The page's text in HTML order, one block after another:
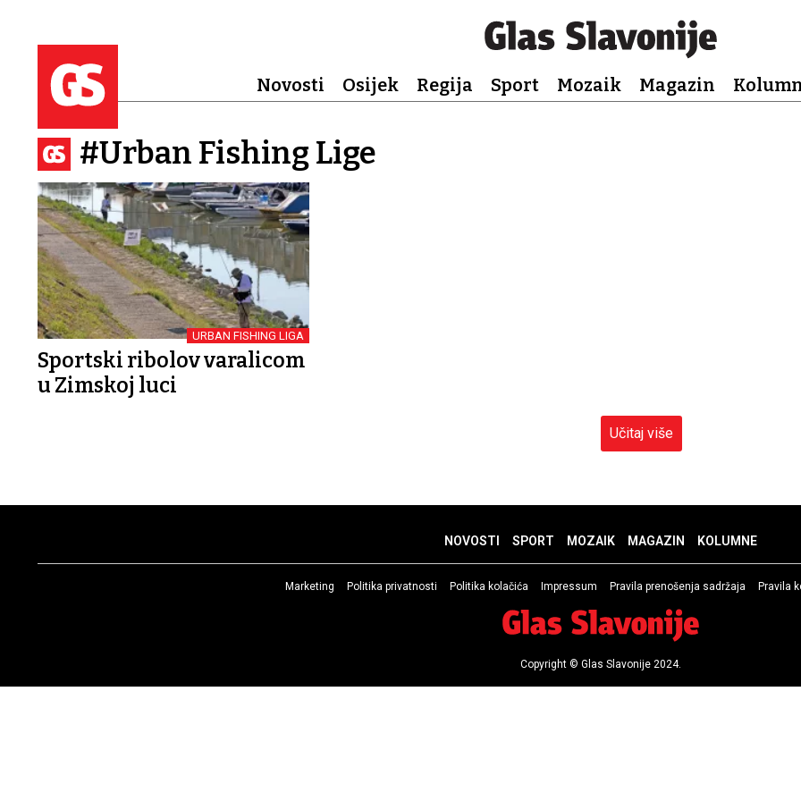
Novosti Osijek Regija Sport Mozaik Magazin
#Urban Fishing Lige
URBAN FISHING LIGA
Sportski ribolov varalicom
u Zimskoj luci
Učitaj više
NOVOSTI SPORT MOZAIK MAGAZIN KOLUMNE
Marketing Politika privatnosti Politika kolačića Impressum Pravila prenošenja sadržaja Pravila
Copyright © Glas Slavonije 2024.